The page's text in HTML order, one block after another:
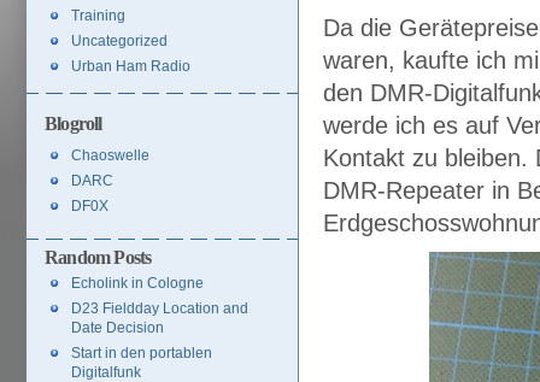
Da die
waren, kaufte ich
den DMR-
werde ich es auf
Kontakt zu bleiben.
DMR-Repeater in
Training
Uncategorized
Urban Ham Radio
Blogroll
Chaoswelle
DARC
DF0X
Random Posts
Echolink in Cologne
D23 Fieldday Location and
Date Decision
Start in den portablen
Digitalfunk